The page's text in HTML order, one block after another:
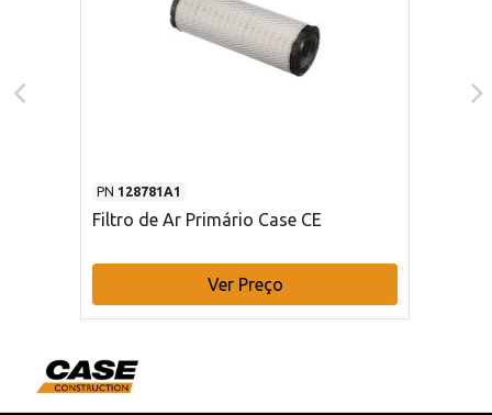
PN 128781A1
Filtro de Ar Primário Case CE
Ver Preço